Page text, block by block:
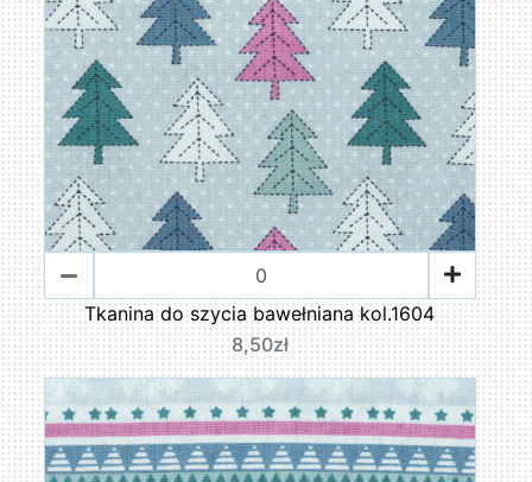
Tkanina do szycia bawełniana kol.1604
8,50zł